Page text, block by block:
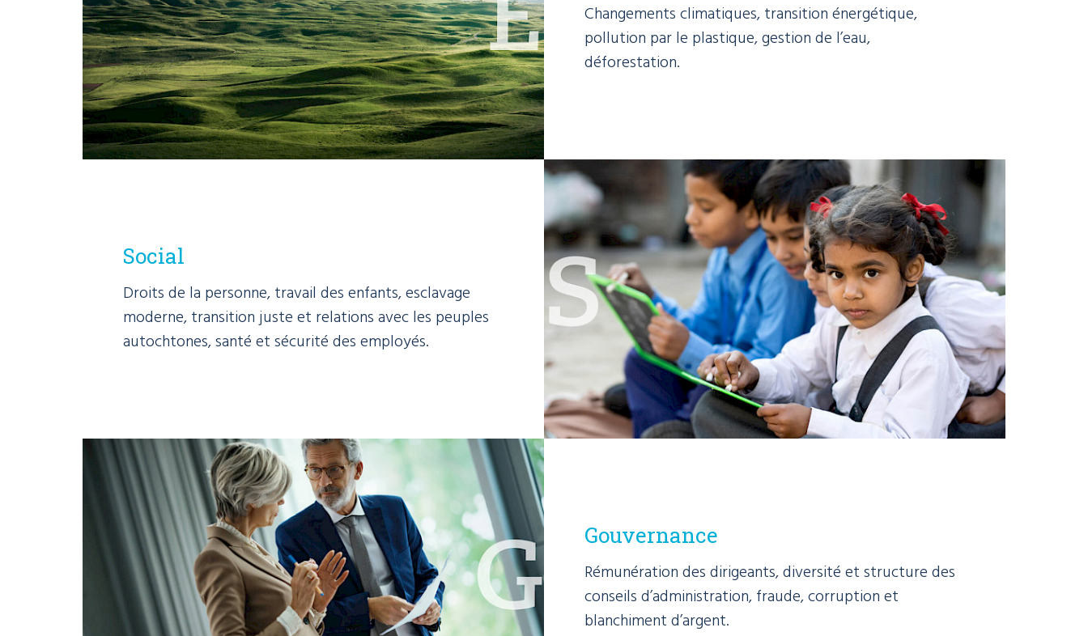
Changements climatiques, transition énergétique,
pollution par le plastique, gestion de l’eau,
déforestation.
Social
Droits de la personne, travail des enfants, esclavage
moderne, transition juste et relations avec les peuples
autochtones, santé et sécurité des employés.
Gouvernance
Rémunération des dirigeants, diversité et structure des
conseils d’administration, fraude, corruption et
blanchiment d’argent.